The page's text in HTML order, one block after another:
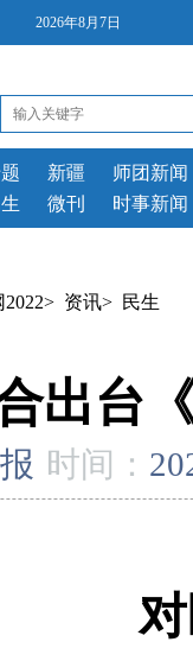
2026年8月7日
新疆
师团新闻
微刊 时事新闻
> 资讯> 民生
出台
时间：